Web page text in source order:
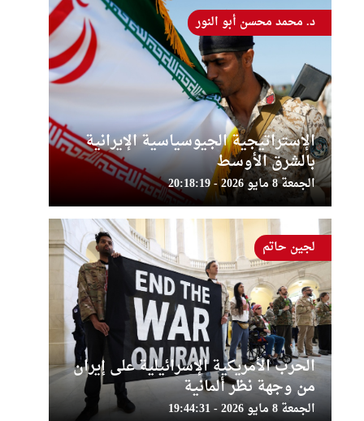
الإستراتيجية الجيوسياسية الإيرانية
بالشرق الأوسط
الجمعة 8 مايو 2026 - 20:18:19
د. محمد محسن أبو النور
الحرب الأمريكية الإسرائيلية على إيران
من وجهة نظر ألمانية
الجمعة 8 مايو 2026 - 19:44:31
لجين حاتم